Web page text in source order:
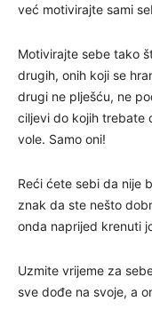
već motivirajte sami
Motivirajte sebe tako
drugih, onih koji se
drugi ne plješću, ne
ciljevi do kojih trebate
vole. Samo oni!
Reći ćete sebi da nije
znak da ste nešto
onda naprijed krenuti
Uzmite vrijeme za
sve dođe na svoje, a